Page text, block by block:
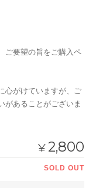
ご要望の旨をご購入ペ
心がけていますが、ご
があることがございま
¥2,800
SOLD OUT